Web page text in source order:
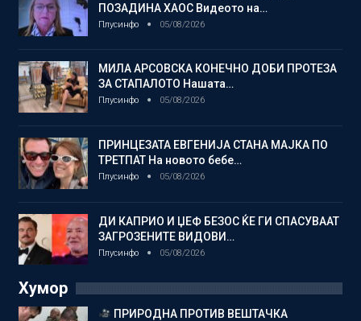
ПОЗАДИНА ХАОС Видеото на…
Плусинфо 05/08/2026
МИЛА АРСОВСКА КОНЕЧНО ДОБИ ПРОТЕЗА
ЗА СТАПАЛОТО Нашата…
Плусинфо 05/08/2026
ПРИНЦЕЗАТА ЕВГЕНИЈА СТАНА МАЈКА ПО
ТРЕТПАТ На новото бебе…
Плусинфо 05/08/2026
ДИ КАПРИО И ЏЕФ БЕЗОС ЌЕ ГИ СПАСУВААТ
ЗАГРОЗЕНИТЕ ВИДОВИ…
Плусинфо 05/08/2026
Хумор
ПРИРОДНА ПРОТИВ ВЕШТАЧКА